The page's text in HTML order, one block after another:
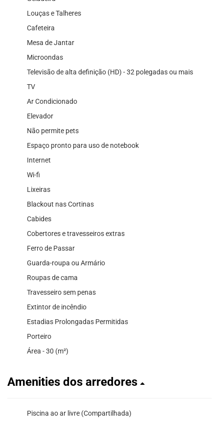
Louças e Talheres
Cafeteira
Mesa de Jantar
Microondas
Televisão de alta definição (HD) - 32 polegadas ou mais
TV
Ar Condicionado
Elevador
Não permite pets
Espaço pronto para uso de notebook
Internet
Wi-fi
Lixeiras
Blackout nas Cortinas
Cabides
Cobertores e travesseiros extras
Ferro de Passar
Guarda-roupa ou Armário
Roupas de cama
Travesseiro sem penas
Extintor de incêndio
Estadias Prolongadas Permitidas
Porteiro
Área - 30 (m²)
Amenities dos arredores
Piscina ao ar livre (Compartilhada)